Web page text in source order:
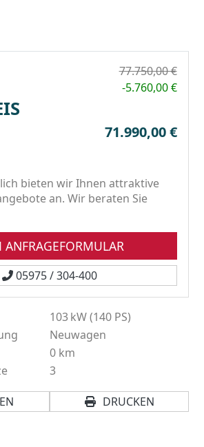
77.750,00 €
-5.760,00 €
71.990,00 €
bieten wir Ihnen attraktive
an. Wir beraten Sie
ANFRAGEFORMULAR
05975 / 304-400
103kW (140 PS)
Neuwagen
0 km
3
DRUCKEN